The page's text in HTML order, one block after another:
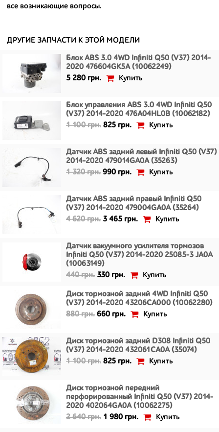
- имеют большой запас прочности и невыробатанный ресурс, и
все возникающие вопросы.
ДРУГИЕ ЗАПЧАСТИ К ЭТОЙ МОДЕЛИ
Блок ABS 3.0 4WD Infiniti Q50 (V37) 2014-
2020 476604GK5A (10062249)
5 280 грн.
Купить
Блок управления ABS 3.0 4WD Infiniti Q50
(V37) 2014-2020 476A04HL0B (10062182)
1 100 грн. 825 грн. Купить
Датчик ABS задний левый Infiniti Q50 (V37)
2014-2020 479014GA0A (35263)
1 320 грн. 990 грн. Купить
Датчик ABS задний правый Infiniti Q50
(V37) 2014-2020 479004GA0A (35264)
4 620 грн. 3 465 грн. Купить
Датчик вакуумного усилителя тормозов
Infiniti Q50 (V37) 2014-2020 25085-3 JA0A
(10063149)
440 грн. 330 грн. Купить
Диск тормозной задний 4WD Infiniti Q50
(V37) 2014-2020 43206CA000 (10062280)
880 грн. 660 грн. Купить
Диск тормозной задний D308 Infiniti Q50
(V37) 2014-2020 432061CA0A (35074)
1 100 грн. 825 грн. Купить
Диск тормозной передний
перфорированный Infiniti Q50 (V37) 2014-
2020 402064GA0A (10062275)
2 640 грн. 1 980 грн. Купить